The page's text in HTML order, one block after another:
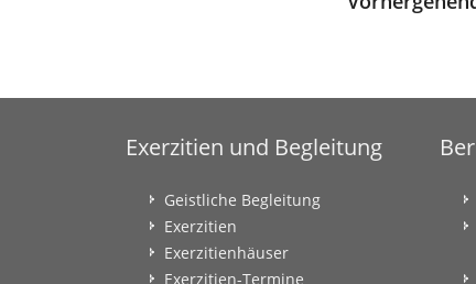
Exerzitien und Begleitung
Geistliche Begleitung
Exerzitien
Exerzitienhäuser
Exerzitien-Termine